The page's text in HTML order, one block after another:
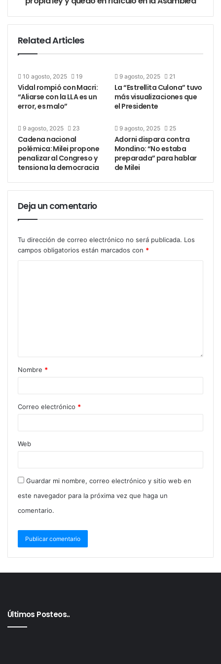
Gobierno no responde con argumentos sino con
violencia, criminalizando las protestas de ciudadanos
Por último, reafirmó su respaldo a Cristina
Fernández de Kirchner, señalando que su figura
sigue teniendo un peso electoral enorme. “Si decide
postularse en Buenos Aires, gana caminando”,
aseguró.
Related Articles
10 agosto, 2025 19
Vidal rompió con Macri:
“Aliarse con la LLA es un
error, es malo”
9 agosto, 2025 21
La “Estrellita Culona” tuvo
más visualizaciones que
el Presidente
9 agosto, 2025 23
Cadena nacional
polémica: Milei propone
penalizar al Congreso y
tensiona la democracia
9 agosto, 2025 25
Adorni dispara contra
Mondino: “No estaba
preparada” para hablar
de Milei
Deja un comentario
Tu dirección de correo electrónico no será publicada. Los
campos obligatorios están marcados con *
Nombre *
Correo electrónico *
Web
Guardar mi nombre, correo electrónico y sitio web en
este navegador para la próxima vez que haga un
comentario.
Últimos Posteos..